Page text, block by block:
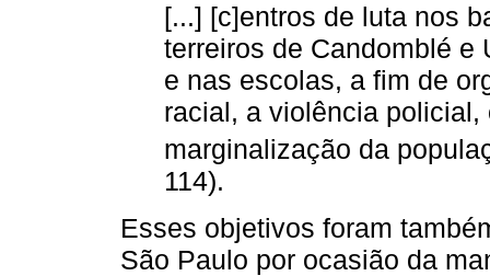
[...] [c]entros de luta nos
terreiros de Candomblé e
e nas escolas, a fim de
racial, a violência
marginalização da
114).
Esses objetivos foram
São Paulo por ocasião da